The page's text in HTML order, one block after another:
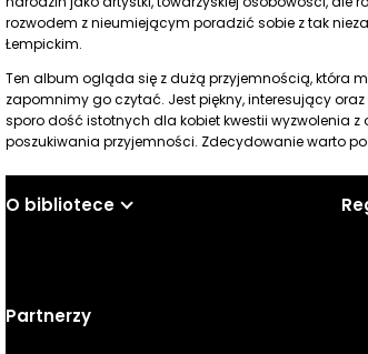
rozwodem z nieumiejącym poradzić sobie z tak
Łempickim.
Ten album ogląda się z dużą przyjemnością, która
zapomnimy go czytać. Jest piękny, interesujący
sporo dość istotnych dla kobiet kwestii wyzwolenia z
poszukiwania przyjemności. Zdecydowanie warto
O bibliotece
Partnerzy